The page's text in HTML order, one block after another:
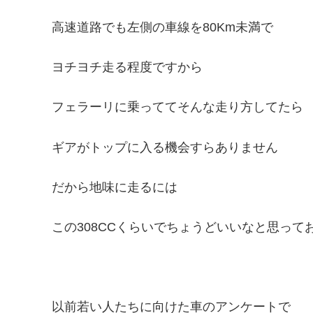
高速道路でも左側の車線を80Km未満で
ヨチヨチ走る程度ですから
フェラーリに乗っててそんな走り方してたら
ギアがトップに入る機会すらありません
だから地味に走るには
この308CCくらいでちょうどいいなと思って
以前若い人たちに向けた車のアンケートで